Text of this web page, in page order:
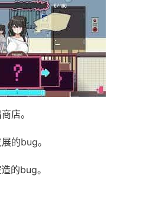
店。
的bug。
的bug。